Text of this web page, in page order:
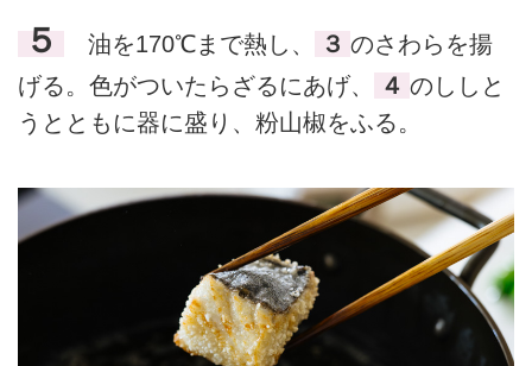
５ 油を170℃まで熱し、 ３ のさわらを揚
げる。色がついたらざるにあげ、
４ のししと
うとともに器に盛り、粉山椒をふる。